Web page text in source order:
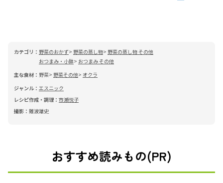
カテゴリ： 野菜のおかず 野菜の蒸し物
野菜の蒸し物 その他
おつまみ・小鉢
おつまみ その他
主な食材： 野菜 野菜その他 オクラ
ジャンル： エスニック
レシピ作成・調理： 市瀬悦子
撮影： 難波雄史
おすすめ読みもの(PR)